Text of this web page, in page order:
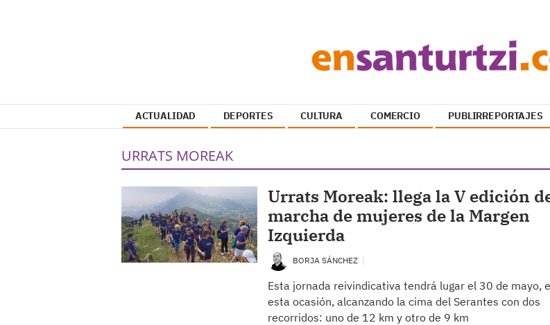
ACTUALIDAD DEPORTES CULTURA COMERCIO PUBLIRREPORTAJES
URRATS MOREAK
Urrats Moreak: llega la V edición
marcha de mujeres de la Margen
Izquierda
BORJA SÁNCHEZ
Esta jornada reivindicativa tendrá lugar el 30 de mayo,
esta ocasión, alcanzando la cima del Serantes con dos
recorridos: uno de 12 km y otro de 9 km